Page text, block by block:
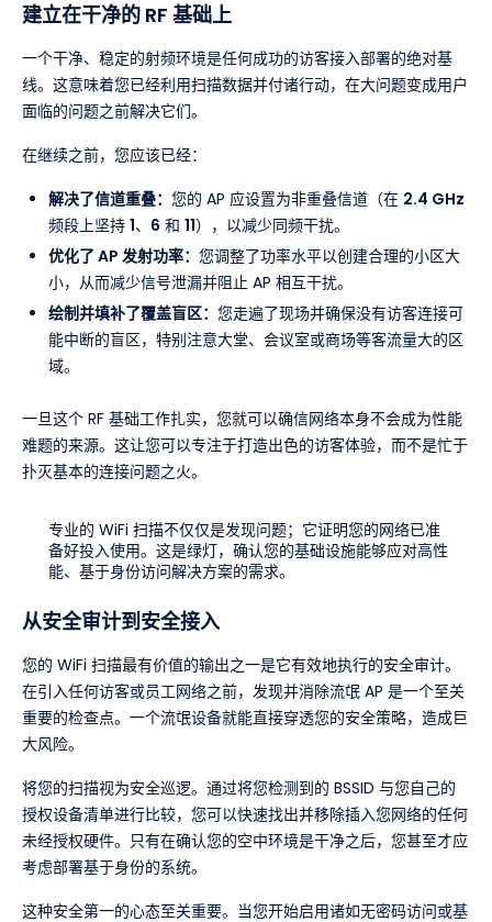
建立在干净的 RF 基础上
一个干净、稳定的射频环境是任何成功的访客接入部署的绝对基
线。这意味着您已经利用扫描数据并付诸行动，在大问题变成用户
面临的问题之前解决它们。
在继续之前，您应该已经：
解决了信道重叠： 您的 AP 应设置为非重叠信道（在 2.4 GHz
频段上坚持 1、 6 和 11），以减少同频干扰。
优化了 AP 发射功率： 您调整了功率水平以创建合理的小区大
小，从而减少信号泄漏并阻止 AP 相互干扰。
绘制并填补了覆盖盲区： 您走遍了现场并确保没有访客连接可
能中断的盲区，特别注意大堂、会议室或商场等客流量大的区
域。
一旦这个 RF 基础工作扎实，您就可以确信网络本身不会成为性能
难题的来源。这让您可以专注于打造出色的访客体验，而不是忙于
扑灭基本的连接问题之火。
专业的 WiFi 扫描不仅仅是发现问题；它证明您的网络已准
备好投入使用。这是绿灯，确认您的基础设施能够应对高性
能、基于身份访问解决方案的需求。
从安全审计到安全接入
您的 WiFi 扫描最有价值的输出之一是它有效地执行的安全审计。
在引入任何访客或员工网络之前，发现并消除流氓 AP 是一个至关
重要的检查点。一个流氓设备就能直接穿透您的安全策略，造成巨
大风险。
将您的扫描视为安全巡逻。通过将您检测到的 BSSID 与您自己的
授权设备清单进行比较，您可以快速找出并移除插入您网络的任何
未经授权硬件。只有在确认您的空中环境是干净之后，您甚至才应
考虑部署基于身份的系统。
这种安全第一的心态至关重要。当您开始启用诸如无密码访问或基